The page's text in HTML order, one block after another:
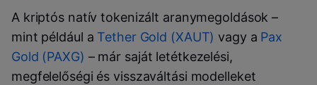
A kriptós natív tokenizált aranymegoldások –
mint például a Tether Gold (XAUT) vagy a Pax
Gold (PAXG) – már saját letétkezelési,
megfelelőségi és visszaváltási modelleket